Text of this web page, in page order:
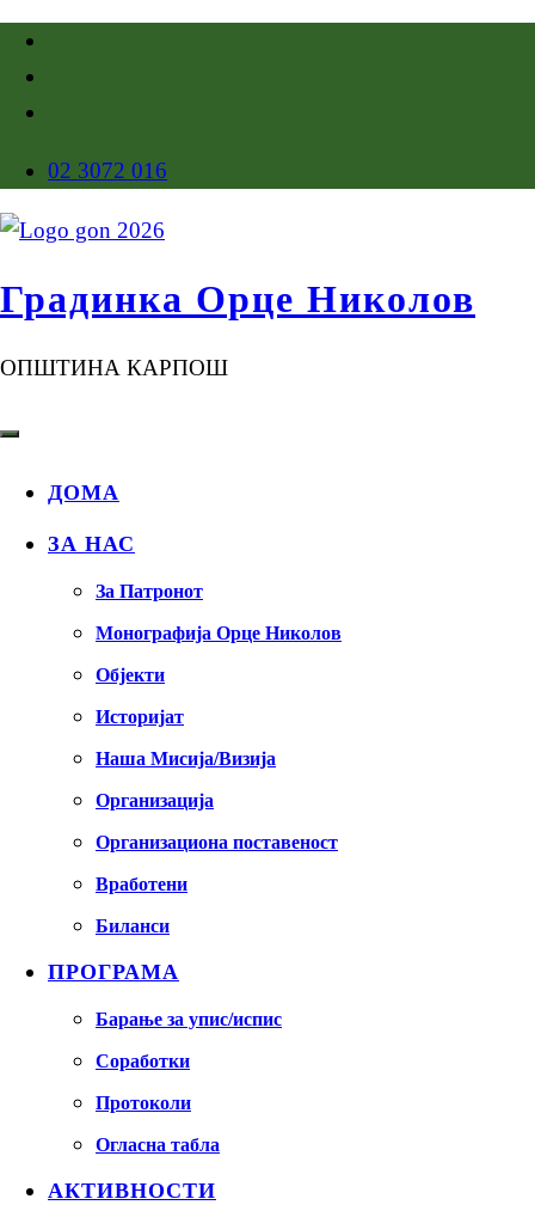
02 3072 016
Градинка Орце Николов
ОПШТИНА КАРПОШ
ДОМА
ЗА НАС
За Патронот
Монографија Орце Николов
Објекти
Историјат
Наша Мисија/Визија
Организација
Организациона поставеност
Вработени
Биланси
ПРОГРАМА
Барање за упис/испис
Соработки
Протоколи
Огласна табла
АКТИВНОСТИ